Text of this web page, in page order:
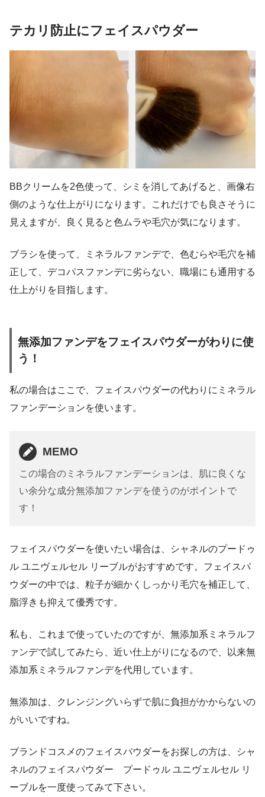
テカリ防止にフェイスパウダー
BBクリームを2色使って、シミを消してあげると、画像右
側のような仕上がりになります。これだけでも良さそうに
見えますが、良く見ると色ムラや毛穴が気になります。
ブラシを使って、ミネラルファンデで、色むらや毛穴を補
正して、デコパスファンデに劣らない、職場にも通用する
仕上がりを目指します。
無添加ファンデをフェイスパウダーがわりに使
う！
私の場合はここで、フェイスパウダーの代わりにミネラル
ファンデーションを使います。
MEMO
この場合のミネラルファンデーションは、肌に良くな
い余分な成分無添加ファンデを使うのがポイントで
す！
フェイスパウダーを使いたい場合は、
シャネルのプードゥ
ル ユニヴェルセル リーブルがおすすめです。フェイスパ
ウダーの中では、粒子が細かくしっかり毛穴を補正して、
脂浮きも抑えて優秀です。
私も、これまで使っていたのですが、無添加系ミネラルフ
ァンデで試してみたら、近い仕上がりになるので、以来無
添加系ミネラルファンデを代用しています。
無添加は、クレンジングいらずで肌に負担がかからないの
がいいですね。
ブランドコスメのフェイスパウダーをお探しの方は、シャ
ネルのフェイスパウダー プードゥル ユニヴェルセル リ
ーブルを一度使ってみて下さい。